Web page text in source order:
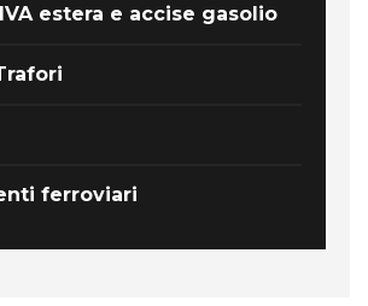
estera e accise gasolio
ferroviari